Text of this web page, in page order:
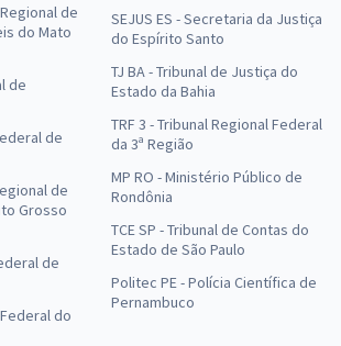
de
do Mato
de
de
de
Grosso
de
do
SEJUS ES - Secretaria da Justiça
do Espírito Santo
TJ BA - Tribunal de Justiça do
Estado da Bahia
TRF 3 - Tribunal Regional Federal
da 3ª Região
MP RO - Ministério Público de
Rondônia
TCE SP - Tribunal de Contas do
Estado de São Paulo
Politec PE - Polícia Científica de
Pernambuco